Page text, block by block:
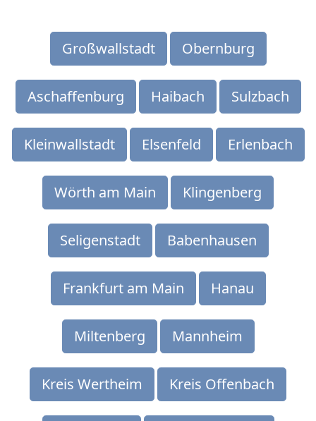
Großwallstadt Obernburg
Aschaffenburg Haibach Sulzbach
Kleinwallstadt Elsenfeld Erlenbach
Wörth am Main Klingenberg
Seligenstadt Babenhausen
Frankfurt am Main Hanau
Miltenberg Mannheim
Kreis Wertheim Kreis Offenbach